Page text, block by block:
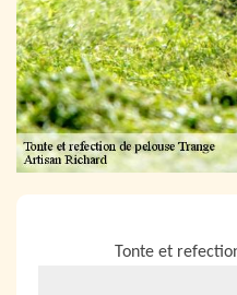
Tonte et